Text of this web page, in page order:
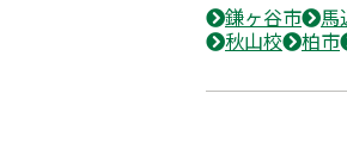
鎌ヶ谷市 馬
秋山校
柏市